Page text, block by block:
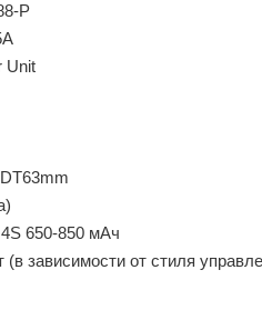
P
Unit
650-850 мАч
зависимости от стиля